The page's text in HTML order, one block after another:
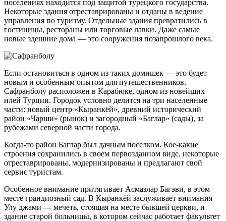
поселениях находится под защитой турецкого государства.
Некоторые здания отреставрированы и отданы в ведение
управления по туризму. Отдельные здания превратились в
гостиницы, рестораны или торговые лавки. Даже самые
новые здешние дома — это сооружения позапрошлого века.
Если остановиться в одном из таких домишек — это будет
новым и особенным опытом для путешественников.
Сафранболу расположен в Карабюке, одном из новейших
илей Турции. Городок условно делится на три населенные
части: новый центр «Кыранкёй», древний исторический
район «Чарши» (рынок) и загородный «Баглар» (сады), за
рубежами северной части города.
Когда-то район Баглар был дачным поселком. Кое-какие
строения сохранились в своем первозданном виде, некоторые
отреставрированы, модернизированы и предлагают свой
сервис туристам.
Особенное внимание притягивает Асмазлар Багэви, в этом
месте грандиозный сад. В Кыранкёй заслуживает внимания
Улу джами — мечеть, стоящая на месте бывшей церкви, и
здание старой больницы, в котором сейчас работает факультет